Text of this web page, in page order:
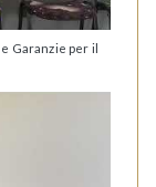
Garanzie per il